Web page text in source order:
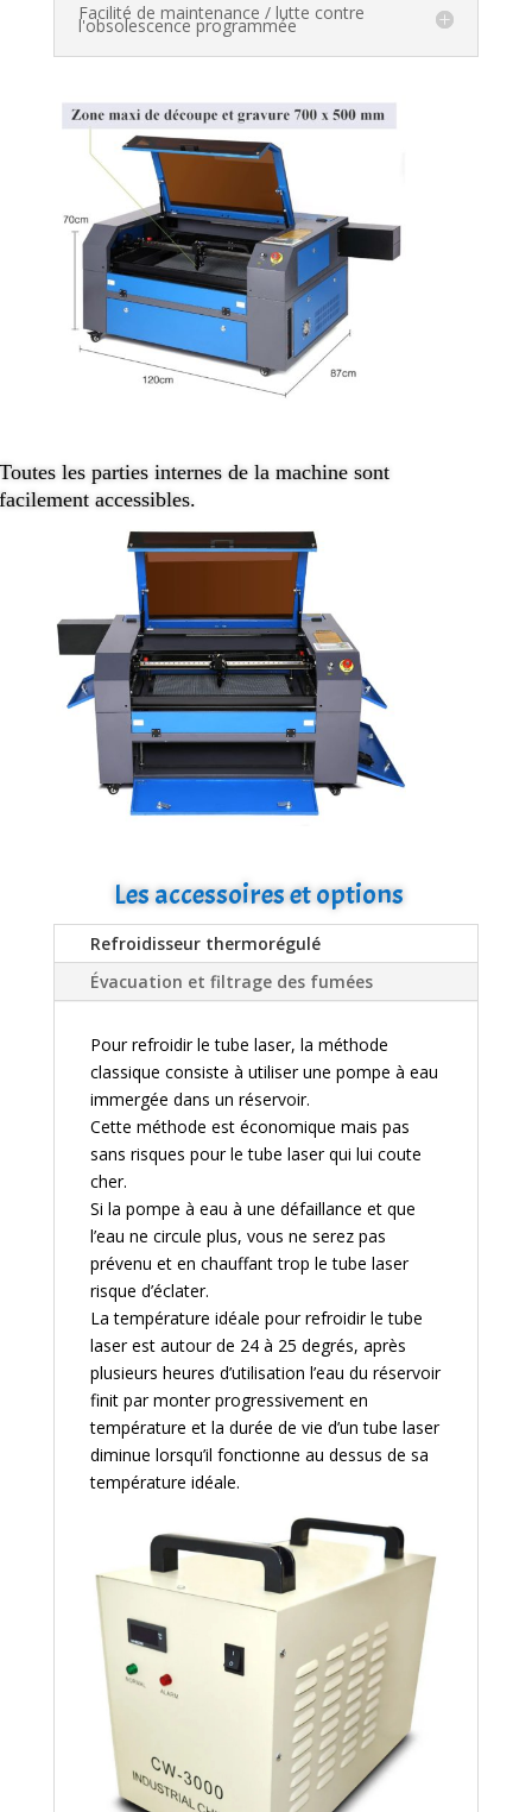
Facilité de maintenance / lutte contre
l'obsolescence programmée
les parties internes de la machine sont
accessibles.
Les accessoires et options
Refroidisseur thermorégulé
Évacuation et filtrage des fumées
Pour refroidir le tube laser, la méthode
classique consiste à utiliser une pompe à eau
immergée dans un réservoir.
Cette méthode est économique mais pas
sans risques pour le tube laser qui lui coute
cher.
Si la pompe à eau à une défaillance et que
l’eau ne circule plus, vous ne serez pas
prévenu et en chauffant trop le tube laser
risque d’éclater.
La température idéale pour refroidir le tube
laser est autour de 24 à 25 degrés, après
plusieurs heures d’utilisation l’eau du réservoir
finit par monter progressivement en
température et la durée de vie d’un tube laser
diminue lorsqu’il fonctionne au dessus de sa
température idéale.